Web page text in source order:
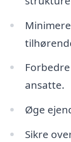
ansatte.
Øge
Sikre